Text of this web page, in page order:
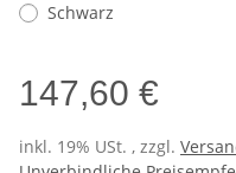
Schwarz
147,60 €
inkl. 19% USt. , zzgl.